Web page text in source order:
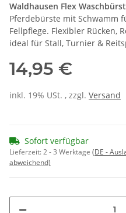
Waldhausen Flex
Pferdebürste mit Schwamm
Fellpflege. Flexibler Rücken,
ideal für Stall, Turnier &
14,95 €
inkl. 19% USt. , zzgl. Versand
Sofort verfügbar
Lieferzeit:2 - 3 Werktage (DE -
abweichend)